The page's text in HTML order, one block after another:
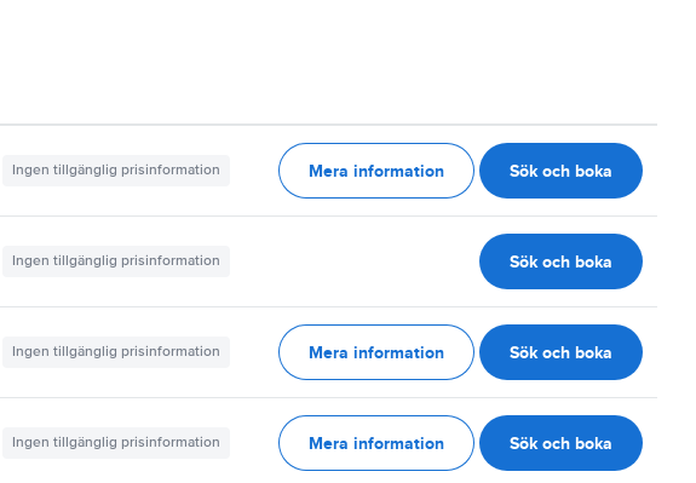
Ingen tillgänglig prisinformation Mera information Sök och boka
Ingen tillgänglig prisinformation Sök och boka
Ingen tillgänglig prisinformation Mera information Sök och boka
Ingen tillgänglig prisinformation Mera information Sök och boka